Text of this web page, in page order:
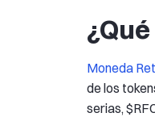
Moneda
de los
serias,